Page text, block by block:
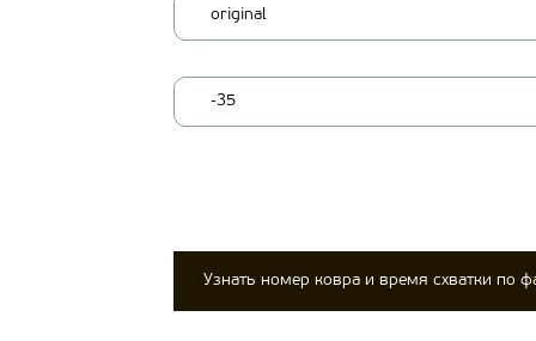
original
-35
Узнать номер ковра и время схватки по